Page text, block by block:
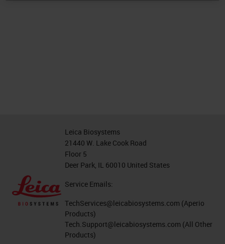
Leica Biosystems
21440 W. Lake Cook Road
Floor 5
Deer Park, IL 60010 United States
Service Emails:
TechServices@leicabiosystems.com (Aperio
Products)
Tech.Support@leicabiosystems.com (All Other
Products)